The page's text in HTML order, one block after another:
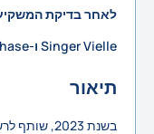
לאחר בדיקת
Singer Vielle ו-Clicktopurchase®.
תיאור
בשנת